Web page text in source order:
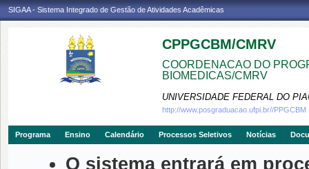
SIGAA - Sistema Integrado de Gestão de Atividades Acadêmicas
CPPGCBM/CMRV
COORDENACAO DO
BIOMEDICAS/CMRV
UNIVERSIDADE FEDERAL DO
http://www.posgraduacao.ufpi.br//PPGCBM
Programa Ensino Calendário Processos Seletivos Notícias
O sistema entrará em